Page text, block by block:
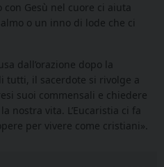
Gesù nel cuore ci aiuta
o un inno di lode che ci
dall’orazione dopo la
tutti, il sacerdote si rivolge a
suoi commensali e chiedere
nostra vita. L’Eucaristia ci fa
per vivere come cristiani».